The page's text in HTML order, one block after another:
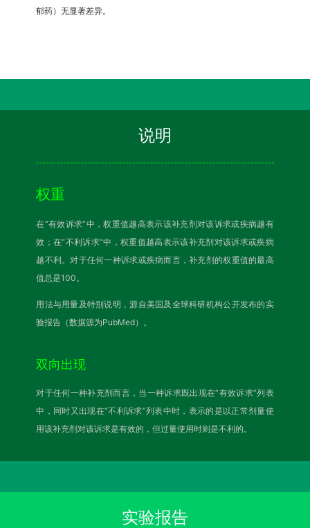
郁药）无显著差异。
说明
权重
在“有效诉求”中，权重值越高表示该补充剂对该诉求或疾病越有
效；在“不利诉求”中，权重值越高表示该补充剂对该诉求或疾病
越不利。对于任何一种诉求或疾病而言，补充剂的权重值的最高
值总是100。
用法与用量及特别说明，源自美国及全球科研机构公开发布的实
验报告（数据源为PubMed）。
双向出现
对于任何一种补充剂而言，当一种诉求既出现在“有效诉求”列表
中，同时又出现在“不利诉求”列表中时，表示的是以正常剂量使
用该补充剂对该诉求是有效的，但过量使用时则是不利的。
实验报告